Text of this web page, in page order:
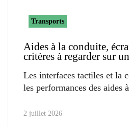
Transports
Aides à la conduite,
critères à regarder sur
Les interfaces tactiles et la
les performances des aides
2 juillet 2026